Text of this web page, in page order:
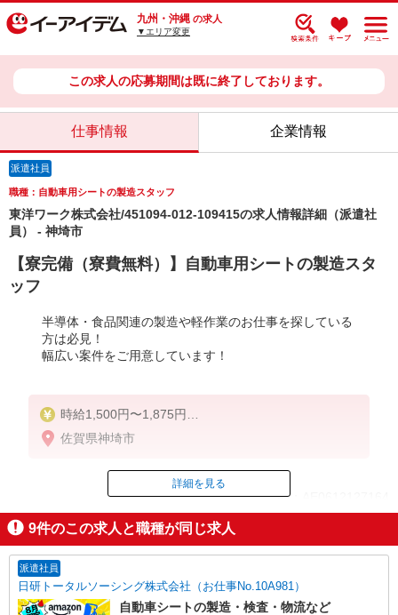
九州・沖縄 の求人
▼エリア変更
この求人の応募期間は既に終了しております。
仕事情報 企業情報
派遣社員
職種：自動車用シートの製造スタッフ
東洋ワーク株式会社/451094-012-109415の求人情報詳細（派遣社
員） - 神埼市
【寮完備（寮費無料）】自動車用シートの製造スタ
ッフ
半導体・食品関連の製造や軽作業のお仕事を探している
方は必見！
幅広い案件をご用意しています！
時給1,500円〜1,875円
月収例291,675円＋交通費
時給1500円x7.67時間x20日＝230,100円
深夜→375円×29.2時間＝10,950円
賞与手当含【退職手当】制度あり
佐賀県神埼市
ID：AE0612127164
掲載期間終了
詳細を見る
9件のこの求人と職種が同じ求人
派遣社員
日研トータルソーシング株式会社（お仕事No.10A981）
自動車シートの製造・検査・物流など